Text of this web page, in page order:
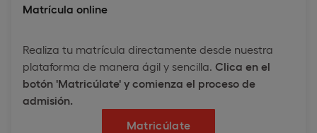
Matrícula online
Realiza tu matrícula directamente desde nuestra
plataforma de manera ágil y sencilla. Clica en el
botón 'Matricúlate' y comienza el proceso de
admisión.
Matricúlate